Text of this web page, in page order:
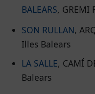
BALEARS, GREMI
SON RULLAN,
Illes Balears
LA SALLE, CAMÍ
Balears